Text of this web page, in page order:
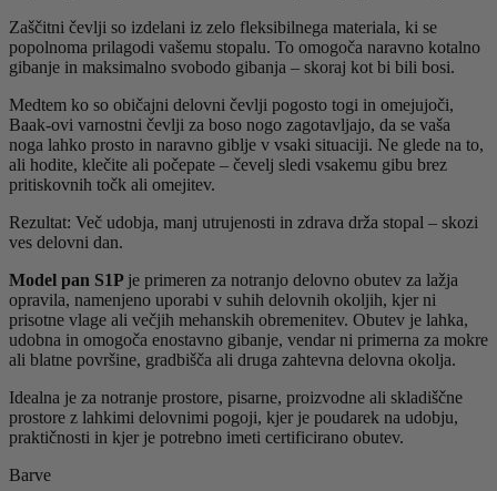
Zaščitni čevlji so izdelani iz zelo fleksibilnega materiala, ki se
popolnoma prilagodi vašemu stopalu. To omogoča naravno kotalno
gibanje in maksimalno svobodo gibanja – skoraj kot bi bili bosi.
Medtem ko so običajni delovni čevlji pogosto togi in omejujoči,
Baak-ovi varnostni čevlji za boso nogo zagotavljajo, da se vaša
noga lahko prosto in naravno giblje v vsaki situaciji. Ne glede na to,
ali hodite, klečite ali počepate – čevelj sledi vsakemu gibu brez
pritiskovnih točk ali omejitev.
Rezultat: Več udobja, manj utrujenosti in zdrava drža stopal – skozi
ves delovni dan.
Model pan S1P je primeren za notranjo delovno obutev za lažja
opravila, namenjeno uporabi v suhih delovnih okoljih, kjer ni
prisotne vlage ali večjih mehanskih obremenitev. Obutev je lahka,
udobna in omogoča enostavno gibanje, vendar ni primerna za mokre
ali blatne površine, gradbišča ali druga zahtevna delovna okolja.
Idealna je za notranje prostore, pisarne, proizvodne ali skladiščne
prostore z lahkimi delovnimi pogoji, kjer je poudarek na udobju,
praktičnosti in kjer je potrebno imeti certificirano obutev.